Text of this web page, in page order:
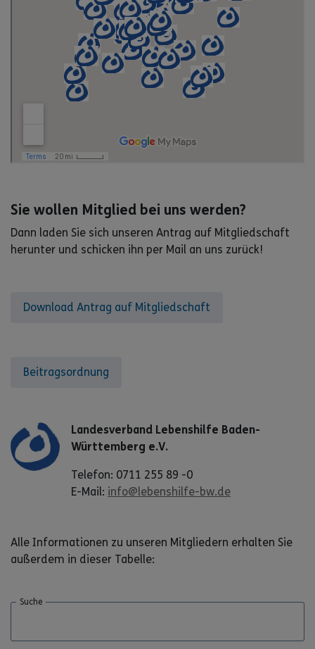
Sie wollen Mitglied bei uns werden?
Dann laden Sie sich unseren Antrag auf Mitgliedschaft
herunter und schicken ihn per Mail an uns zurück!
Download Antrag auf Mitgliedschaft
Beitragsordnung
Landesverband Lebenshilfe Baden-
Württemberg e.V.
Telefon: 0711 255 89 -0
E-Mail: info@lebenshilfe-bw.de
Alle Informationen zu unseren Mitgliedern erhalten Sie
außerdem in dieser Tabelle:
Suche